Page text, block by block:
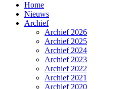
Home
Nieuws
Archief
Archief 2026
Archief 2025
Archief 2024
Archief 2023
Archief 2022
Archief 2021
Archief 2020